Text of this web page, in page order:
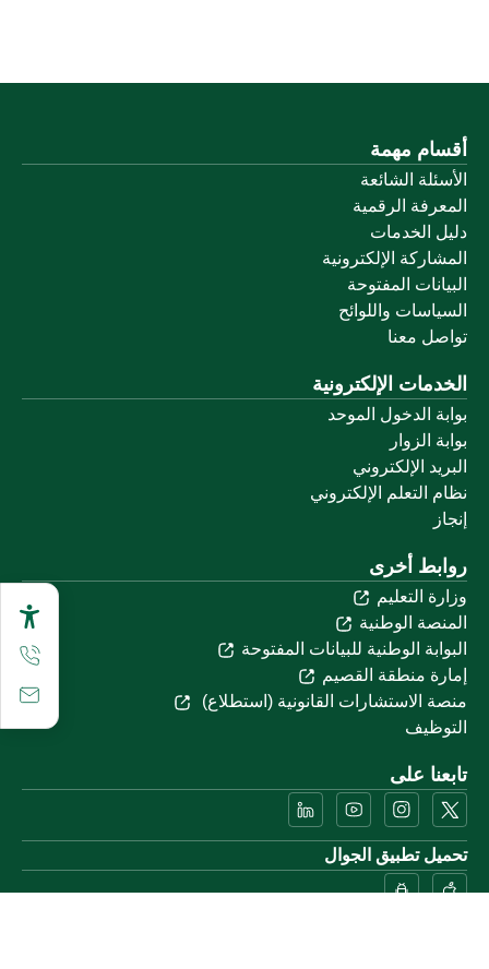
أقسام مهمة
الأسئلة الشائعة
المعرفة الرقمية
دليل الخدمات
المشاركة الإلكترونية
البيانات المفتوحة
السياسات واللوائح
تواصل معنا
الخدمات الإلكترونية
بوابة الدخول الموحد
بوابة الزوار
البريد الإلكتروني
نظام التعلم الإلكتروني
إنجاز
روابط أخرى
وزارة التعليم
المنصة الوطنية
البوابة الوطنية للبيانات المفتوحة
إمارة منطقة القصيم
منصة الاستشارات القانونية (استطلاع)
التوظيف
تابعنا على
تحميل تطبيق الجوال